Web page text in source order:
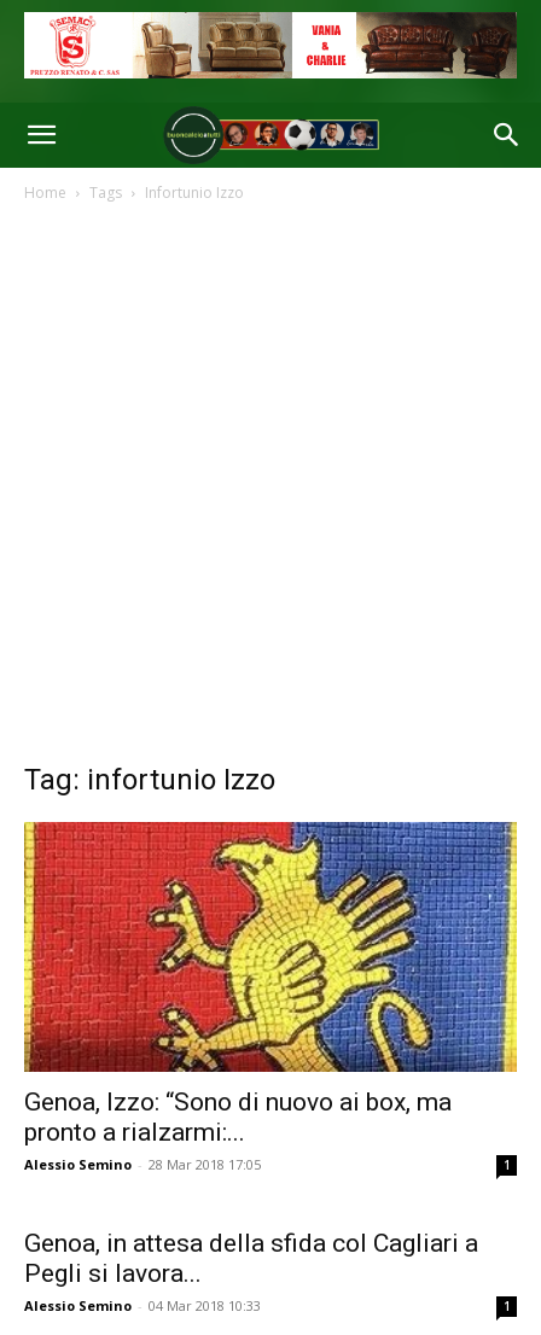
Home Tags Infortunio Izzo
Tag: infortunio Izzo
Genoa, Izzo: “Sono di nuovo ai box, ma
pronto a rialzarmi:...
Alessio Semino - 28 Mar 2018 17:05 1
Genoa, in attesa della sfida col Cagliari a
Pegli si lavora...
Alessio Semino - 04 Mar 2018 10:33 1